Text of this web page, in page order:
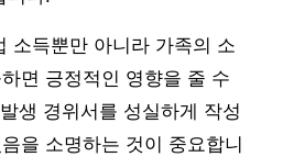
소득뿐만 아니라 가족의 소
면 긍정적인 영향을 줄 수
생 경위서를 성실하게 작성
을 소명하는 것이 중요합니